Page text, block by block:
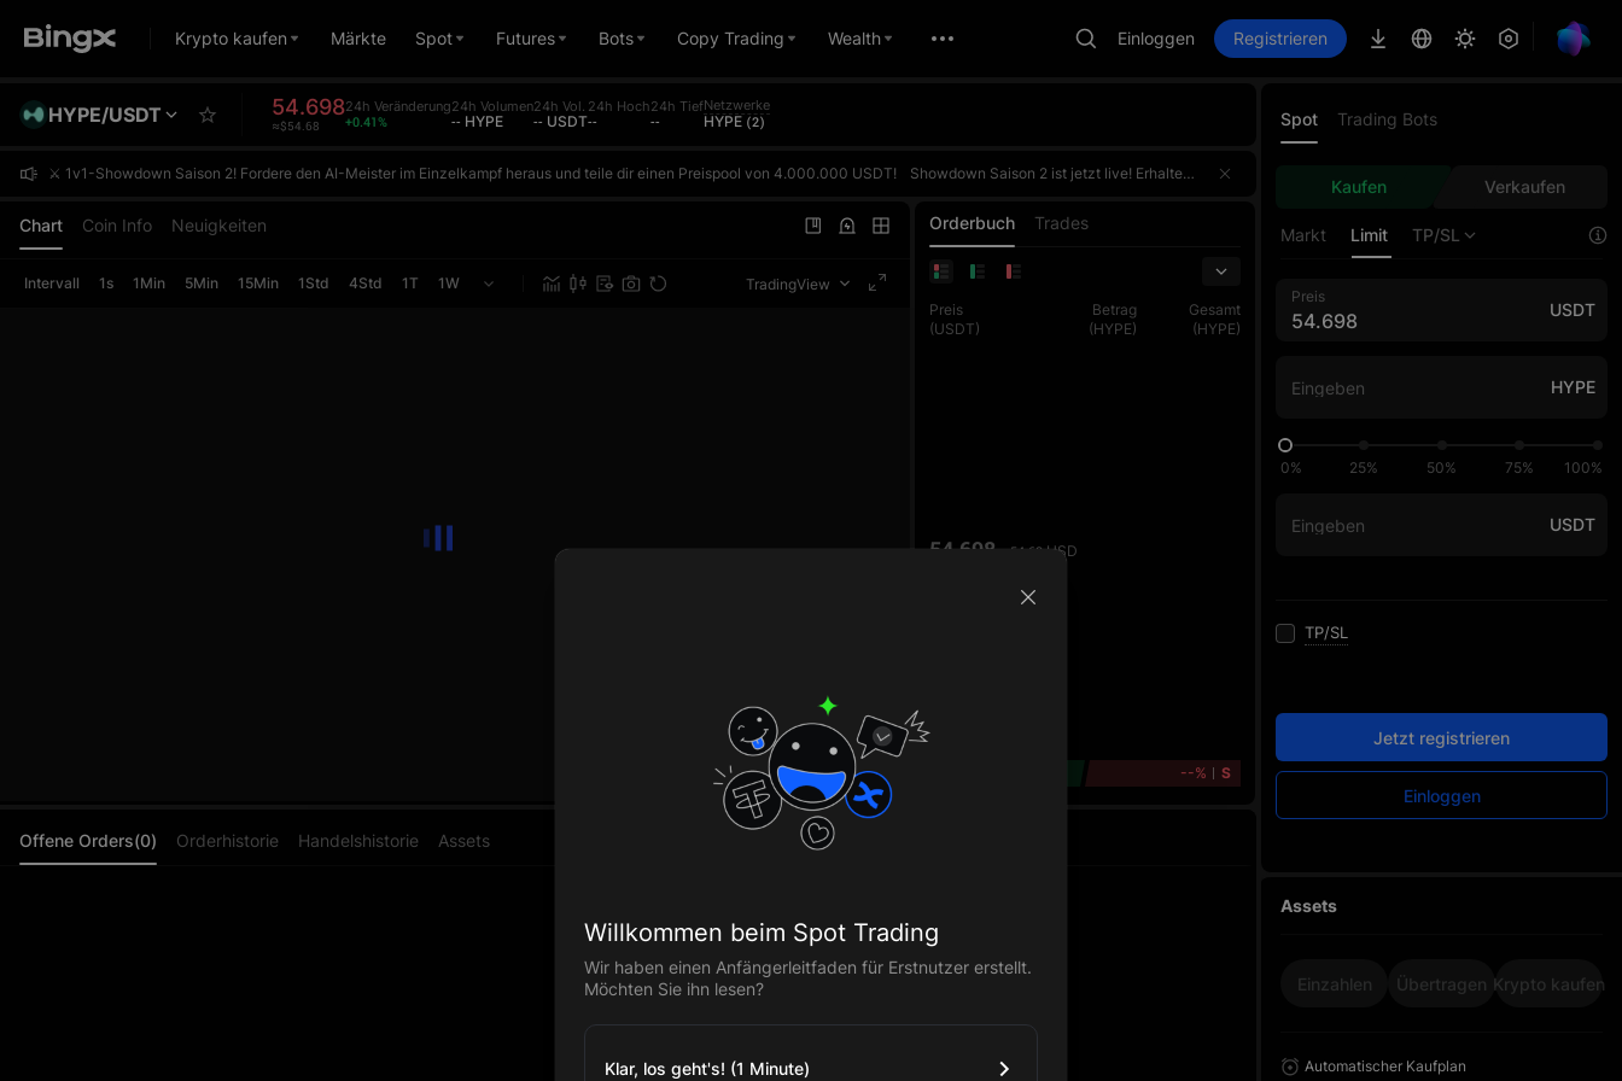
Krypto kaufen Märkte Spot Futures Bots Copy Trading Wealth Einloggen Registrieren
HYPE/USDT 54.698
≈$54.68
24h Veränderung
+0.41%
24h Volumen
-- HYPE
24h Vol.
-- USDT
24h Hoch
--
24h Tief
--
Netzwerke
HYPE (2)
⚔️ 1v1-Showdown Saison 2! Fordere den AI-Meister im Einzelkampf heraus und teile dir einen Preispool von 4.000.000 USDT!
Showdown Saison 2 ist jetzt live! Erhalte täglich 5 kostenlose AI-Duelle und tritt auf Basis deines tatsächlichen ROI gegen die AI an. Gewinne, um Punkte zu sammeln und im täglichen Ranking aufzusteigen. Der Preis für den ersten Platz im täglichen Ranking beträgt bis zu 10.000 USDT. Jeder Futures-Trade zählt außerdem für den Handelsvolumen-Wettbewerb, bei dem der Top 1 jeder Phase exklusiv 100.000 USDT gewinnt. Melde dich einmal an und erhalte doppelte Belohnungen!Melde dich jetzt an, fordere d
Chart Coin Info Neuigkeiten
Intervall 1s 1Min 5Min 15Min 1Std 4Std 1T 1W TradingView
Orderbuch Trades
Preis
(USDT)
Betrag
(HYPE)
Gesamt
(HYPE)
54.698 54.68USD
--% S
Spot Trading Bots
Kaufen Verkaufen
Markt Limit TP/SL
Preis
USDT
HYPE
0% 25% 50% 75% 100%
USDT
TP/SL
Jetzt registrieren
Einloggen
Assets
Einzahlen Übertragen Krypto kaufen
Automatischer Kaufplan
Offene Orders(0) Orderhistorie Handelshistorie Assets
Willkommen beim Spot Trading
Wir haben einen Anfängerleitfaden für Erstnutzer erstellt.
Möchten Sie ihn lesen?
Klar, los geht's! (1 Minute)